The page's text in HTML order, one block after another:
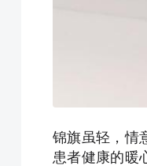
锦旗虽轻，情
患者健康的暖